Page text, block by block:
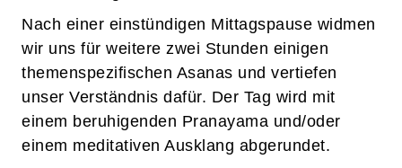
Nach einer einstündigen Mittagspause widmen
wir uns für weitere zwei Stunden einigen
themenspezifischen Asanas und vertiefen
unser Verständnis dafür. Der Tag wird mit
einem beruhigenden Pranayama und/oder
einem meditativen Ausklang abgerundet.